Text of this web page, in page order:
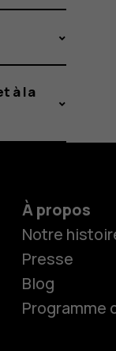
à la
À propos
Notre
Presse
Blog
Programme